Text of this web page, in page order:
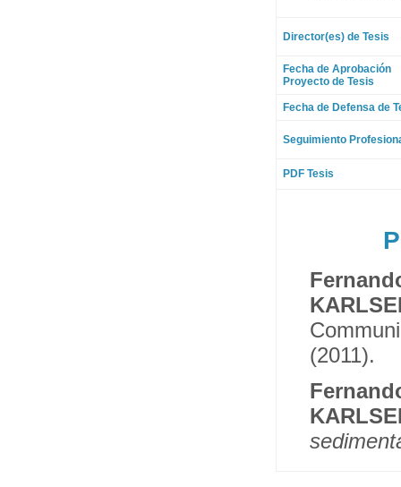
Director(es) de Tesis
Fecha de Aprobación
Proyecto de Tesis
Fecha de Defensa de
Seguimiento
PDF Tesis
(2011).